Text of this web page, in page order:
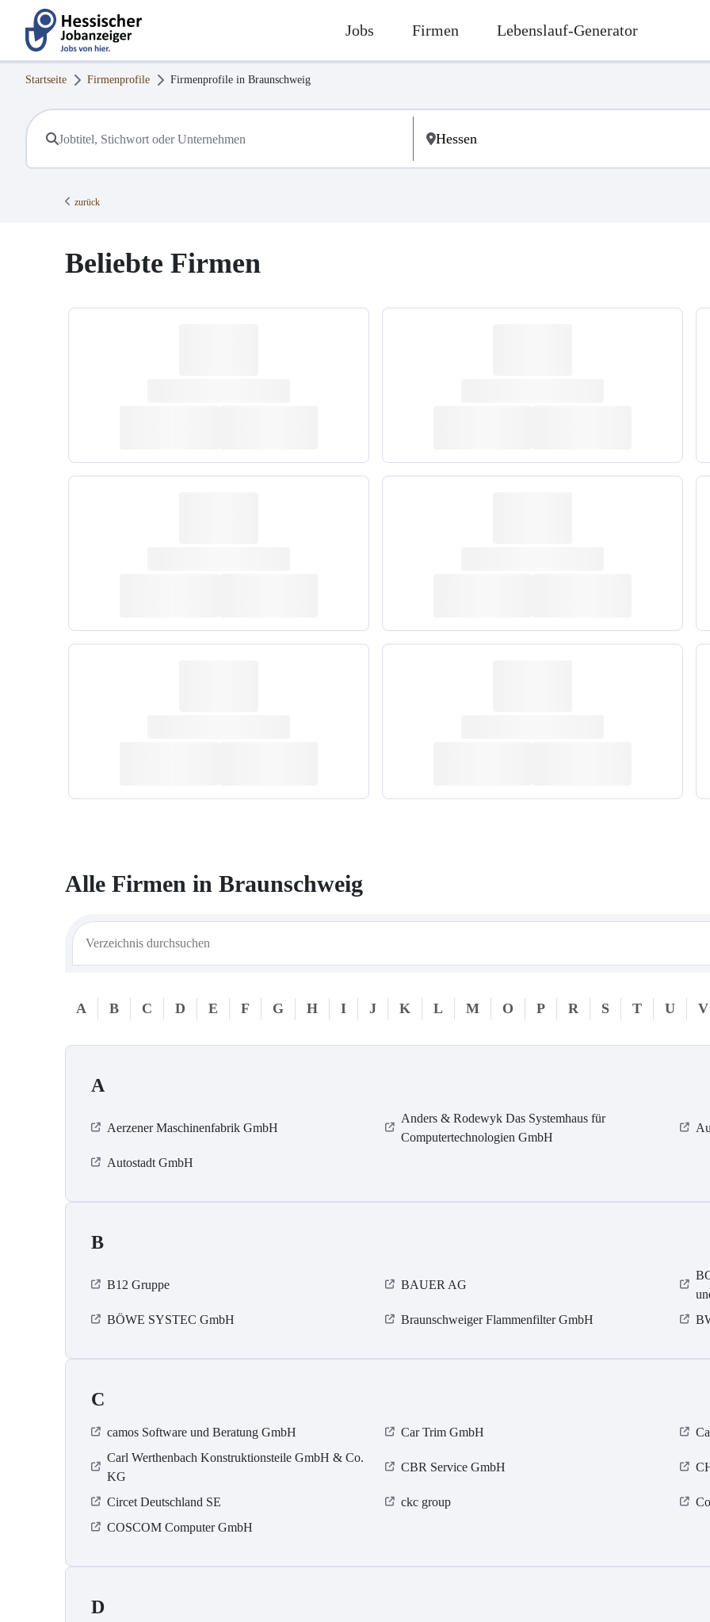
Jobs Firmen Lebenslauf-Generator
Startseite Firmenprofile Firmenprofile in Braunschweig
zurück
Beliebte Firmen
Alle Firmen in Braunschweig
A B C D E F G H I J K L M O P R S T U V
A
Aerzener Maschinenfabrik GmbH
Anders & Rodewyk Das Systemhaus für
Computertechnologien GmbH
Autostadt GmbH
B
B12 Gruppe BAUER AG
BÖWE SYSTEC GmbH
Braunschweiger Flammenfilter GmbH
C
camos Software und Beratung GmbH Car Trim GmbH
Carl Werthenbach Konstruktionsteile GmbH & Co.
KG
CBR Service GmbH
Circet Deutschland SE ckc group
COSCOM Computer GmbH
D